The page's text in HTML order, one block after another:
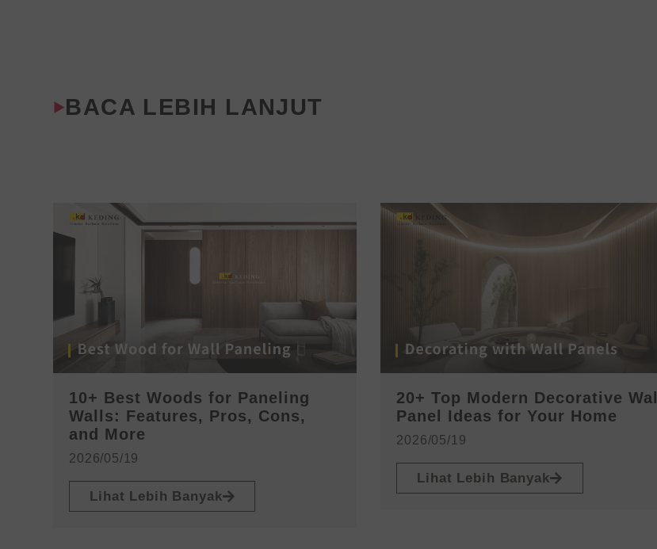
BACA LEBIH LANJUT
10+ Best Woods for Paneling
Walls: Features, Pros, Cons,
and More
2026/05/19
Lihat Lebih Banyak
20+ Top Modern Decorative Wall
Panel Ideas for Your Home
2026/05/19
Lihat Lebih Banyak